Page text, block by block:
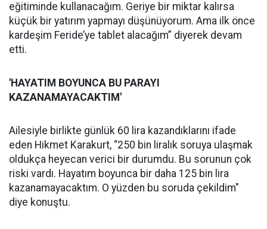
eğitiminde kullanacağım. Geriye bir miktar kalırsa
küçük bir yatırım yapmayı düşünüyorum. Ama ilk önce
kardeşim Feride’ye tablet alacağım” diyerek devam
etti.
'HAYATIM BOYUNCA BU PARAYI
KAZANAMAYACAKTIM'
Ailesiyle birlikte günlük 60 lira kazandıklarını ifade
eden Hikmet Karakurt, “250 bin liralık soruya ulaşmak
oldukça heyecan verici bir durumdu. Bu sorunun çok
riski vardı. Hayatım boyunca bir daha 125 bin lira
kazanamayacaktım. O yüzden bu soruda çekildim"
diye konuştu.